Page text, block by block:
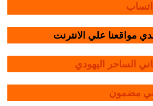
مواقعنا علي الانترنت
الساحر اليهودي
مضمون